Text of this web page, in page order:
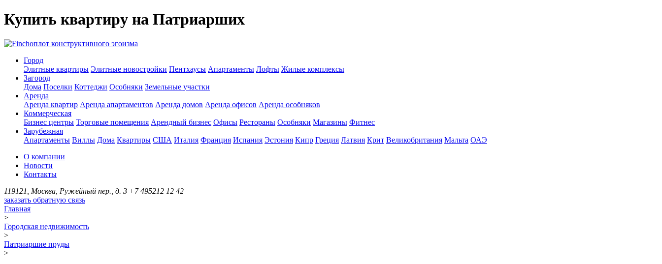
Купить квартиру на Патриарших
оплот конструктивного эгоизма
Город
Элитные квартиры Элитные новостройки Пентхаусы Апартаменты Лофты Жилые комплексы
Загород
Дома Поселки Коттеджи Особняки Земельные участки
Аренда
Аренда квартир Аренда апартаментов Аренда домов Аренда офисов Аренда особняков
Коммерческая
Бизнес центры Торговые помещения Арендный бизнес Офисы Рестораны Особняки Магазины Фитнес
Зарубежная
Апартаменты Виллы Дома Квартиры США Италия Франция Испания Эстония Кипр Греция Латвия Крит Великобритания Мальта ОАЭ
О компании
Новости
Контакты
119121, Москва, Ружейный пер., д. 3 +7 495212 12 42
заказать обратную связь
Главная
>
Городская недвижимость
>
Патриаршие пруды
>